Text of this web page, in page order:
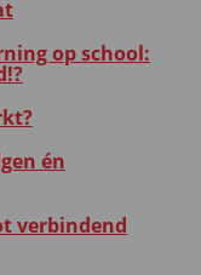
op school:
én
verbindend